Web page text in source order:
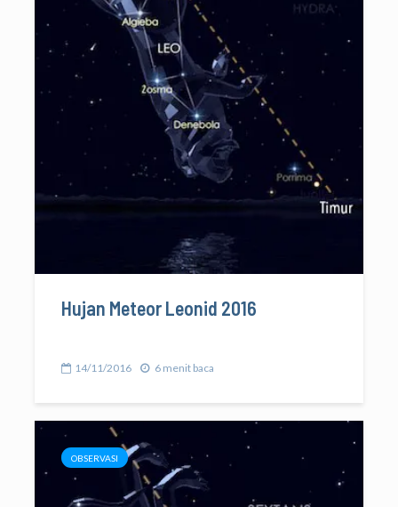
Hujan Meteor Leonid 2016
14/11/2016 6 menit baca
OBSERVASI